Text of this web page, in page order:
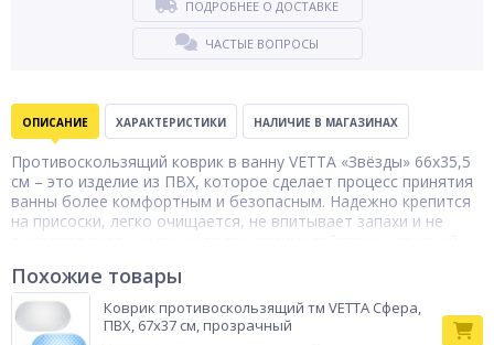
ПОДРОБНЕЕ О ДОСТАВКЕ
ЧАСТЫЕ ВОПРОСЫ
ОПИСАНИЕ ХАРАКТЕРИСТИКИ НАЛИЧИЕ В МАГАЗИНАХ
Противоскользящий коврик в ванну VETTA «Звёзды» 66х35,5
см – это изделие из ПВХ, которое сделает процесс принятия
ванны более комфортным и безопасным. Надежно крепится
на присоски, легко очищается, не впитывает запахи и не
Не требует много места для хранения.
Тип товара
Коврик в ванну
Бренд
VETTA
Похожие товары
Коврик противоскользящий тм VETTA Сфера,
ПВХ, 67x37 см, прозрачный